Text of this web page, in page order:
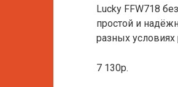
Lucky FFW718
простой и
разных
7 130р.